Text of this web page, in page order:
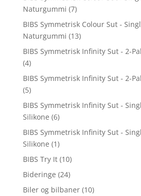
Naturgummi (7)
BIBS Symmetrisk Colour Sut -
Naturgummi (13)
BIBS Symmetrisk Infinity Sut - 2-
(4)
BIBS Symmetrisk Infinity Sut - 2-
(5)
BIBS Symmetrisk Infinity Sut -
Silikone (6)
BIBS Symmetrisk Infinity Sut -
Silikone (1)
BIBS Try It (10)
Bideringe (24)
Biler og bilbaner (10)